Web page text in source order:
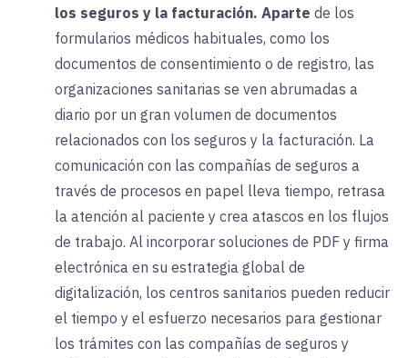
los seguros y la facturación. Aparte de los
formularios médicos habituales, como los
documentos de consentimiento o de registro, las
organizaciones sanitarias se ven abrumadas a
diario por un gran volumen de documentos
relacionados con los seguros y la facturación. La
comunicación con las compañías de seguros a
través de procesos en papel lleva tiempo, retrasa
la atención al paciente y crea atascos en los flujos
de trabajo. Al incorporar soluciones de PDF y firma
electrónica en su estrategia global de
digitalización, los centros sanitarios pueden reducir
el tiempo y el esfuerzo necesarios para gestionar
los trámites con las compañías de seguros y